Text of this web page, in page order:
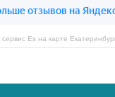
сервис Es на карте